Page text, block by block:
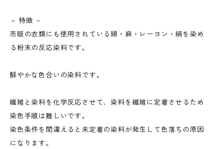
－ 特徴 －
市販の衣類にも使用されている綿・麻・レーヨン・絹を染め
る粉末の反応染料です。
鮮やかな色合いの染料です。
繊維と染料を化学反応させて、染料を繊維に定着させるため
染色手順は難しいです。
染色条件を間違えると未定着の染料が発生して色落ちの原因
になります。